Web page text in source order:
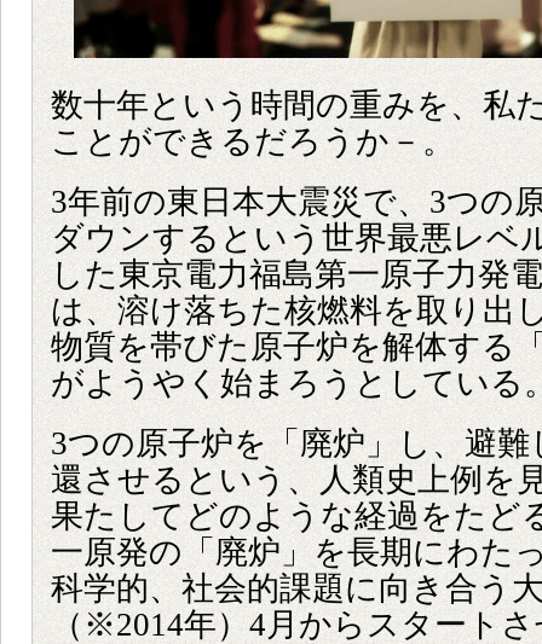
数十年という時間の重みを、私
ことができるだろうか－。
3年前の東日本大震災で、3つの
ダウンするという世界最悪レベ
した東京電力福島第一原子力発
は、溶け落ちた核燃料を取り出
物質を帯びた原子炉を解体する
がようやく始まろうとしている
3つの原子炉を「廃炉」し、避
還させるという、人類史上例を
果たしてどのような経過をたど
一原発の「廃炉」を長期にわた
科学的、社会的課題に向き合う
（※2014年）4月からスタート